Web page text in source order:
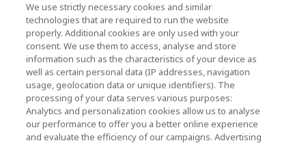
キオクシアホールディングス株式会社（グルー
プ・IR情報）
キオクシアホールディングス株式会社 ホーム
株主・投資家情報
We use strictly necessary cookies and similar
technologies that are required to run the website
properly. Additional cookies are only used with your
consent. We use them to access, analyse and store
information such as the characteristics of your device as
well as certain personal data (IP addresses, navigation
usage, geolocation data or unique identifiers). The
processing of your data serves various purposes:
Analytics and personalization cookies allow us to analyse
our performance to offer you a better online experience
and evaluate the efficiency of our campaigns. Advertising